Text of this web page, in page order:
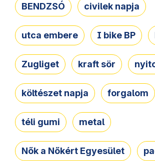
BENDZSÓ civilek napja
utca embere I bike BP
Zugliget kraft sör
költészet napja forgalom
téli gumi metal
Nők a Nőkért Egyesület